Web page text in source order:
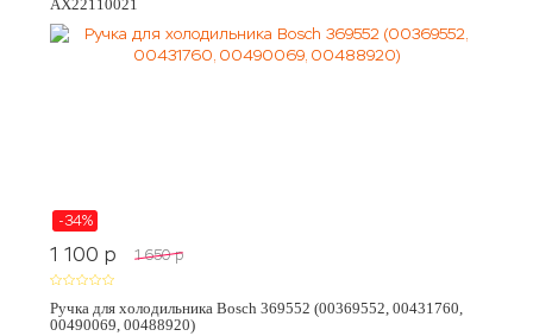
AX22110021
-34%
1 100 p 1 650 p
Ручка для холодильника Bosch 369552 (00369552, 00431760,
00490069, 00488920)